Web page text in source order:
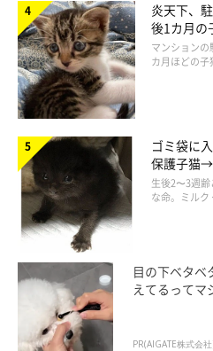
後ろ足が出ちゃってる（笑）
炎天下、
後1カ月の
でツンデ
マンション
カ月ほどの
ゴミ袋に
保護子猫
美しい黒
生後2〜3週
な命。ミル
目の下ベタ
えてるってマ
PR(AIGATE株式会